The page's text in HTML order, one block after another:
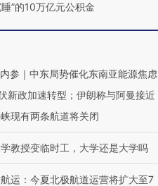
睡”的10万亿元公积金
参｜中东局势催化东南亚能源焦虑
新政加速转型；伊朗称与阿曼接近
现有两条航道将关闭
教授变临时工，大学还是大学吗
运：今夏北极航道运营将扩大至7